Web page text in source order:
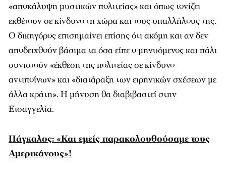
«αποκάλυψη μυστικών πολιτείας» και όπως τονίζει
εκθέτουν σε κίνδυνο τη χώρα και τους υπαλλήλους της.
Ο δικηγόρος επισημαίνει επίσης ότι ακόμη και αν δεν
αποδειχθούν βάσιμα τα όσα είπε ο μηνυόμενος και πάλι
συνιστούν «έκθεση της πολιτείας σε κίνδυνο
αντιποίνων» και «διατάραξη των ειρηνικών σχέσεων με
άλλα κράτη». Η μήνυση θα διαβιβαστεί στην
Εισαγγελία.
Πάγκαλος: «Και εμείς παρακολουθούσαμε τους
Αμερικάνους»!